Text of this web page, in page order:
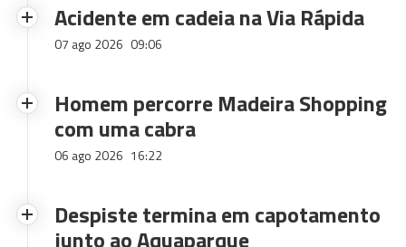
Acidente em cadeia na Via Rápida
07 ago 2026 09:06
Homem percorre Madeira Shopping
com uma cabra
06 ago 2026 16:22
Despiste termina em capotamento
junto ao Aquaparque